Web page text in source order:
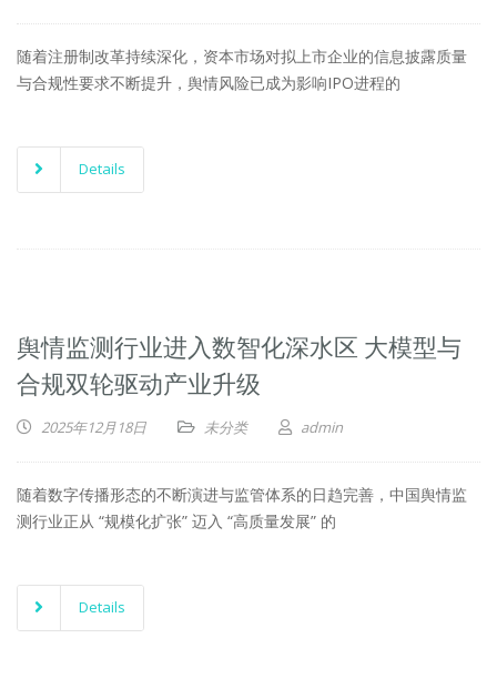
随着注册制改革持续深化，资本市场对拟上市企业的信息披露质量
与合规性要求不断提升，舆情风险已成为影响IPO进程的
Details
舆情监测行业进入数智化深水区 大模型与
合规双轮驱动产业升级
2025年12月18日 未分类 admin
随着数字传播形态的不断演进与监管体系的日趋完善，中国舆情监
测行业正从 “规模化扩张” 迈入 “高质量发展” 的
Details